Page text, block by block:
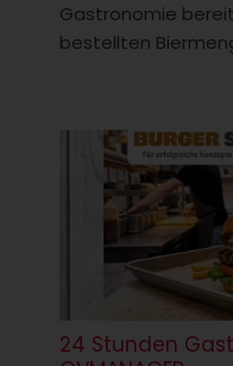
Gastronomie
bestellten
24 Stunden